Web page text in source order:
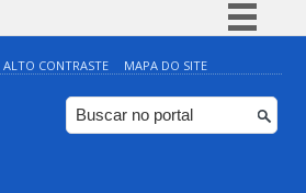
Simplifique!
Comunica BR
Participe
ALTO CONTRASTE MAPA DO SITE